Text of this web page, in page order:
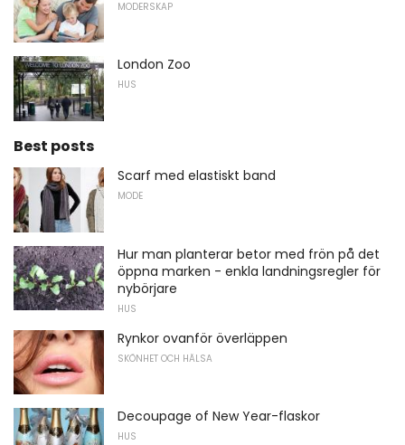
MODERSKAP
London Zoo
HUS
Best posts
Scarf med elastiskt band
MODE
Hur man planterar betor med frön på det
öppna marken - enkla landningsregler för
nybörjare
HUS
Rynkor ovanför överläppen
SKÖNHET OCH HÄLSA
Decoupage of New Year-flaskor
HUS